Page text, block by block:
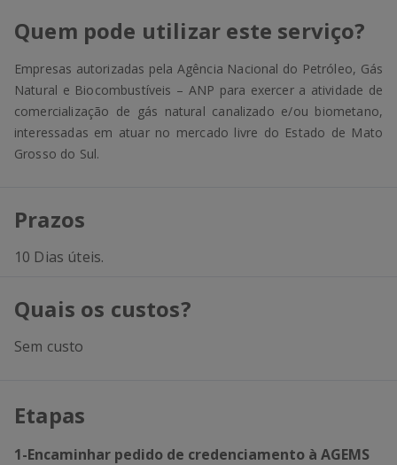
Quem pode utilizar este serviço?
Empresas autorizadas pela Agência Nacional do Petróleo, Gás
Natural e Biocombustíveis – ANP para exercer a atividade de
comercialização de gás natural canalizado e/ou biometano,
interessadas em atuar no mercado livre do Estado de Mato
Grosso do Sul.
Prazos
10 Dias úteis.
Quais os custos?
Sem custo
Etapas
1-Encaminhar pedido de credenciamento à AGEMS